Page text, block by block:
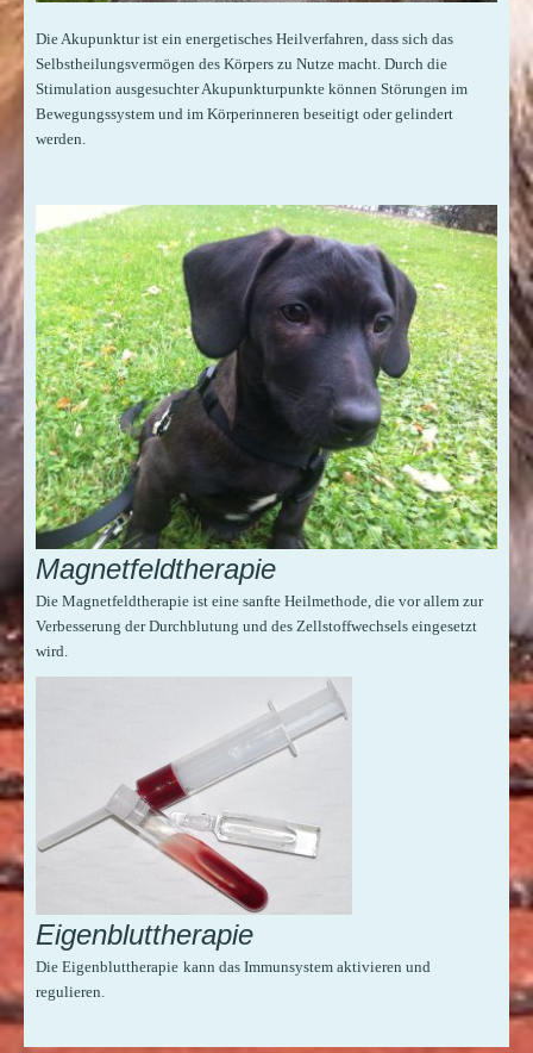
Die Akupunktur ist ein energetisches Heilverfahren, dass sich das
Selbstheilungsvermögen des Körpers zu Nutze macht. Durch die
Stimulation ausgesuchter Akupunkturpunkte können Störungen im
Bewegungssystem und im Körperinneren beseitigt oder gelindert
werden.
Magnetfeldtherapie
Die Magnetfeldtherapie ist eine sanfte Heilmethode, die vor allem zur
Verbesserung der Durchblutung und des Zellstoffwechsels eingesetzt
wird.
Eigenbluttherapie
Die Eigenbluttherapie kann das Immunsystem aktivieren und
regulieren.